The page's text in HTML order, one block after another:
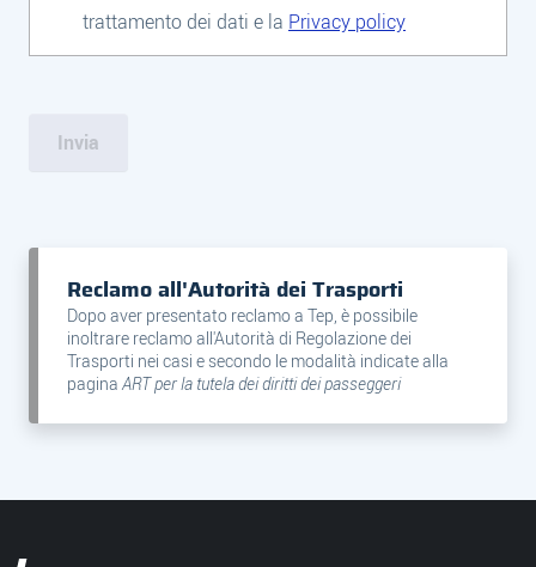
trattamento dei dati e la Privacy policy
Reclamo all'Autorità dei Trasporti
Dopo aver presentato reclamo a Tep, è possibile
inoltrare reclamo all'Autorità di Regolazione dei
Trasporti nei casi e secondo le modalità indicate alla
pagina ART per la tutela dei diritti dei passeggeri